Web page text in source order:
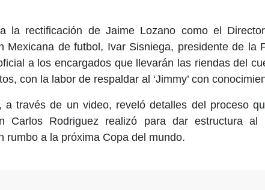
la rectificación de Jaime Lozano como el
Mexicana de futbol, Ivar Sisniega, presidente de la
a los encargados que llevarán las riendas del
con la labor de respaldar al ‘Jimmy’ con
a través de un video, reveló detalles del proceso
Carlos Rodriguez realizó para dar estructura al
rumbo a la próxima Copa del mundo.